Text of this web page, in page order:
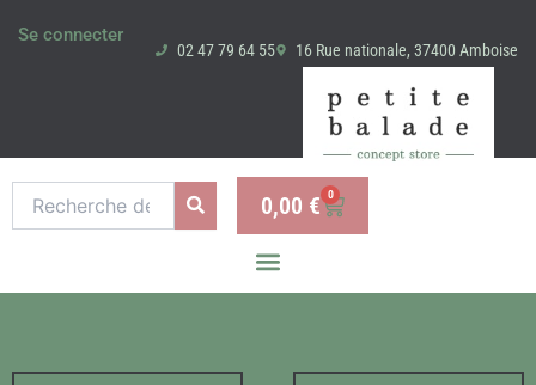
Se connecter
02 47 79 64 55 16 Rue nationale, 37400 Amboise
pour :
0,00 € 0
Panier